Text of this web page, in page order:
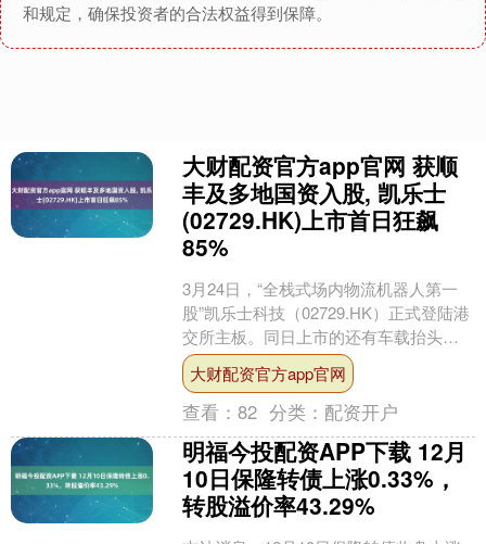
和规定，确保投资者的合法权益得到保障。
大财配资官方app官网 获顺
丰及多地国资入股, 凯乐士
(02729.HK)上市首日狂飙
85%
3月24日，“全栈式场内物流机器人第一
股”凯乐士科技（02729.HK）正式登陆港
交所主板。同日上市的还有车载抬头显
示系统供应商泽景股份（02632.HK）。
....大财配资官方app官网
查看：82 分类： 配资开户
明福今投配资APP下载 12月
10日保隆转债上涨0.33%，
转股溢价率43.29%